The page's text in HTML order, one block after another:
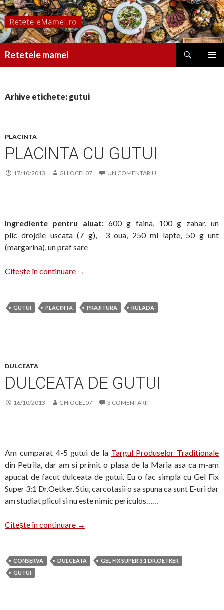
Retetele mamei
Arhive etichete: gutui
PLACINTA
PLACINTA CU GUTUI
17/10/2013 GHIOCEL07 UN COMENTARIU
Ingrediente pentru aluat:600 g faina, 100 g zahar, un
plic drojdie uscata (7 g), 3 oua, 250 ml lapte, 50 g unt
(margarina), un praf sare
Citește în continuare Placinta cu gutui
→
GUTUI PLACINTA PRAJITURA RULADA
DULCEATA
DULCEATA DE GUTUI
16/10/2013 GHIOCEL07 3 COMENTARII
Am cumparat 4-5 gutui de la Targul Produselor Traditionale
din Petrila, dar am si primit o plasa de la Maria asa ca m-am
apucat de facut dulceata de gutui. Eu o fac simpla cu Gel Fix
Super 3:1 Dr.Oetker. Stiu, carcotasii o sa spuna ca sunt E-uri dar
am studiat plicul si nu este nimic periculos……
Citește în continuare Dulceata de gutui
→
CONSERVA DULCEATA
GEL FIX SUPER 3:1 DR.OETKER
GUTUI